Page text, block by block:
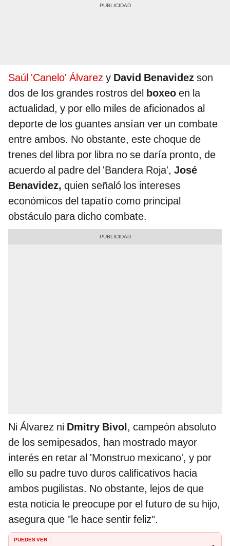
Saúl 'Canelo' Álvarez y David Benavidez son
dos de los grandes rostros del boxeo en la
actualidad, y por ello miles de aficionados al
deporte de los guantes ansían ver un combate
entre ambos. No obstante, este choque de
trenes del libra por libra no se daría pronto, de
acuerdo al padre del 'Bandera Roja', José
Benavidez, quien señaló los intereses
económicos del tapatío como principal
obstáculo para dicho combate.
Ni Álvarez ni Dmitry Bivol, campeón absoluto
de los semipesados, han mostrado mayor
interés en retar al 'Monstruo mexicano', y por
ello su padre tuvo duros calificativos hacia
ambos pugilistas. No obstante, lejos de que
esta noticia le preocupe por el futuro de su hijo,
asegura que "le hace sentir feliz".
PUEDES VER :